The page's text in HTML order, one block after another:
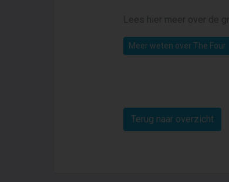
Lees hier meer over de
Meer weten over The Four
Terug naar overzicht